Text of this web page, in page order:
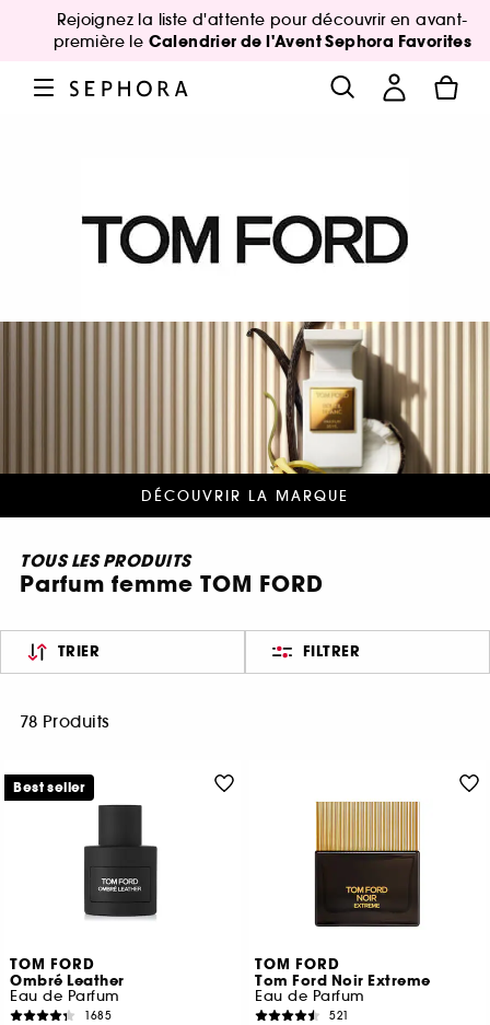
Rejoignez la liste d'attente pour découvrir en avant-
première le Calendrier de l'Avent Sephora Favorites
DÉCOUVRIR LA MARQUE
TOUS LES PRODUITS
Parfum femme TOM FORD
TRIER FILTRER
78 Produits
TOM FORD
Ombré Leather
Eau de Parfum
1685
Best seller
TOM FORD
Tom Ford Noir Extreme
Eau de Parfum
521